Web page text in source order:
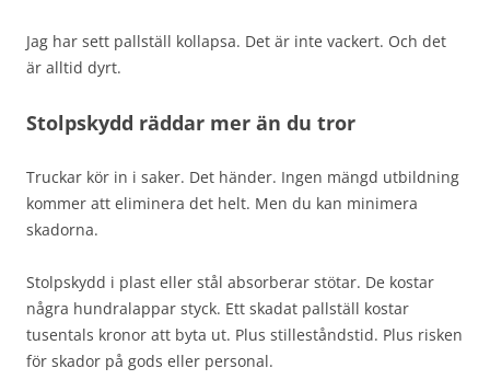
Jag har sett pallställ kollapsa. Det är inte vackert. Och det
är alltid dyrt.
Stolpskydd räddar mer än du tror
Truckar kör in i saker. Det händer. Ingen mängd utbildning
kommer att eliminera det helt. Men du kan minimera
skadorna.
Stolpskydd i plast eller stål absorberar stötar. De kostar
några hundralappar styck. Ett skadat pallställ kostar
tusentals kronor att byta ut. Plus stilleståndstid. Plus risken
för skador på gods eller personal.